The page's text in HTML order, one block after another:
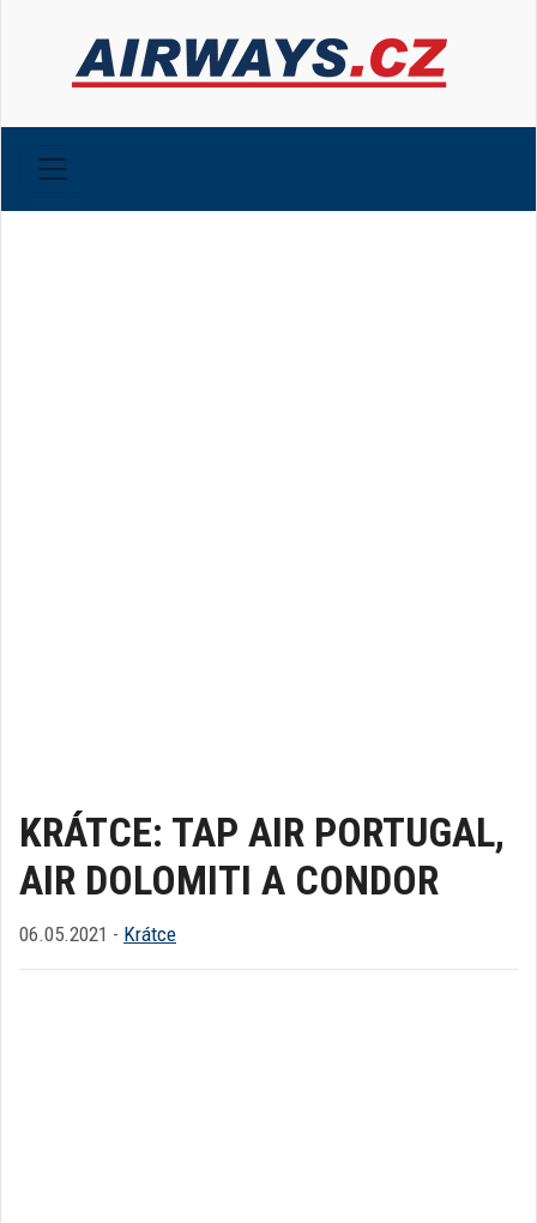
KRÁTCE: TAP AIR PORTUGAL,
AIR DOLOMITI A CONDOR
06.05.2021 - Krátce